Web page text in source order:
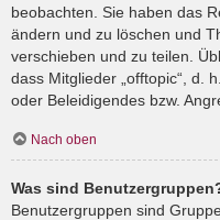
beobachten. Sie haben das
ändern und zu löschen und
verschieben und zu teilen.
dass Mitglieder „offtopic“, d.
oder Beleidigendes bzw.
Nach oben
Was sind
Benutzergruppen sind